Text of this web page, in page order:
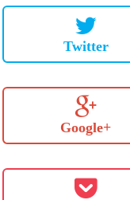
Twitter
Google+